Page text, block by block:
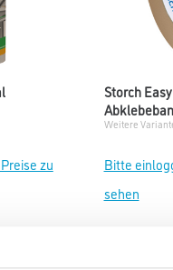
zu
Storch
Weitere
Bitte
sehen